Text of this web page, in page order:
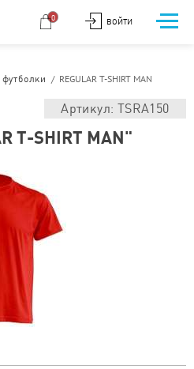
ВОЙТИ
0
/ REGULAR T-SHIRT MAN
Артикул: TSRA150
T-SHIRT MAN"